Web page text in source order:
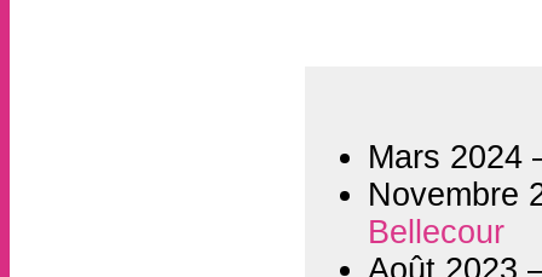
Mars 2024
Novembre
Bellecour